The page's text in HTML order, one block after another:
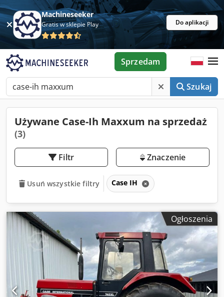
Machineseeker
Gratis w sklepie Play Do aplikacji
Szukaj
Sprzedam
Używane Case-Ih Maxxum na sprzedaż
(3)
Filtr Znaczenie
Usuń wszystkie filtry Case IH
Ogłoszenia